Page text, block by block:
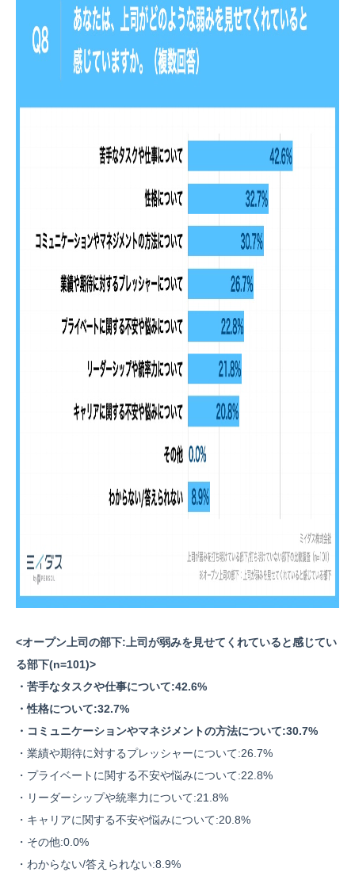
<オープン上司の部下:上司が弱みを見せてくれていると感じてい
る部下(n=101)>
・苦手なタスクや仕事について:42.6%
・性格について:32.7%
・コミュニケーションやマネジメントの方法について:30.7%
・業績や期待に対するプレッシャーについて:26.7%
・プライベートに関する不安や悩みについて:22.8%
・リーダーシップや統率力について:21.8%
・キャリアに関する不安や悩みについて:20.8%
・その他:0.0%
・わからない/答えられない:8.9%